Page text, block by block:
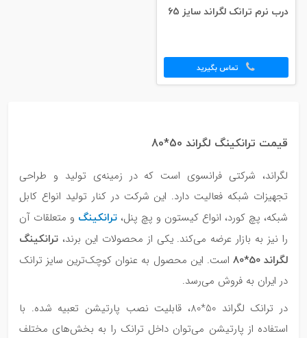
درب نرم ترانک لگراند سایز 65
تماس بگیرید
قیمت ترانکینگ لگراند 50*80
لگراند، شرکتی فرانسوی است که در زمینه‌ی تولید و طراحی
تجهیزات شبکه فعالیت دارد. این شرکت در کنار تولید انواع کابل
شبکه، پچ کورد، انواع کیستون و پچ پنل، ترانکینگ‌ و متعلقات آن
را نیز به بازار عرضه می‌کند. یکی از محصولات این برند، ترانکینگ
لگراند 50*80
است. این محصول به عنوان کوچک‌ترین سایز ترانک
در ایران به فروش می‌رسد.
در ترانک لگراند 50*80، قابلیت نصب پارتیشن تعبیه شده. با
استفاده از پارتیشن می‌توان داخل ترانک را به بخش‌های مختلف